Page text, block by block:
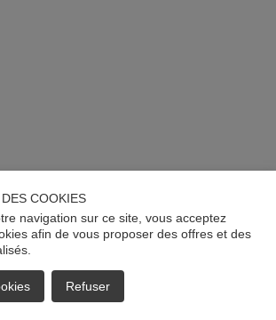
COOKIES
navigation sur ce site, vous acceptez
afin de vous proposer des offres et des
Refuser